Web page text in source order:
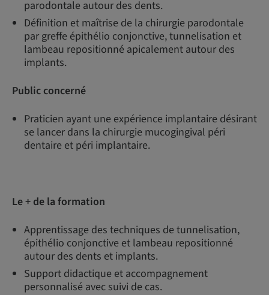
parodontale autour des dents.
Définition et maîtrise de la chirurgie parodontale
par greffe épithélio conjonctive, tunnelisation et
lambeau repositionné apicalement autour des
implants.
Public concerné
Praticien ayant une expérience implantaire désirant
se lancer dans la chirurgie mucogingival péri
dentaire et péri implantaire.
Le + de la formation
Apprentissage des techniques de tunnelisation,
épithélio conjonctive et lambeau repositionné
autour des dents et implants.
Support didactique et accompagnement
personnalisé avec suivi de cas.